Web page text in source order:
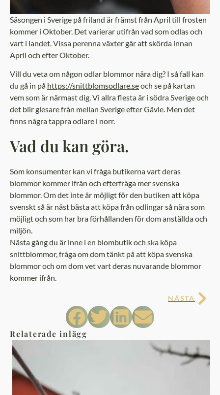
Säsongen i Sverige på friland är främst från April till frosten
kommer i Oktober. Det varierar utifrån vad som odlas och
vart i landet. Vissa perenna växter går att skörda innan
April och efter Oktober.
Vill du veta om någon odlar blommor nära dig? I så fall kan
du gå in på https://snittblomsodlare.seoch se på kartan
vem som är närmast dig. Vi allra flesta är i södra Sverige och
det blir glesare från mellan Sverige efter Gävle. Men det
finns några tappra odlare i norr.
Vad du kan göra.
Som konsumenter kan vi fråga butikerna vart deras
blommor kommer ifrån och efterfråga mer svenska
blommor. Om det inte är möjligt för den butiken att köpa
svenskt så är näst bästa att köpa från odlingar så nära som
möjligt och som har bra förhållanden för dom anställda och
miljön.
Nästa gång du är inne i en blombutik och ska köpa
snittblommor, fråga om dom tänkt på att köpa svenska
blommor och om dom vet vart deras nuvarande blommor
kommer ifrån.
NÄSTA
Relaterade inlägg